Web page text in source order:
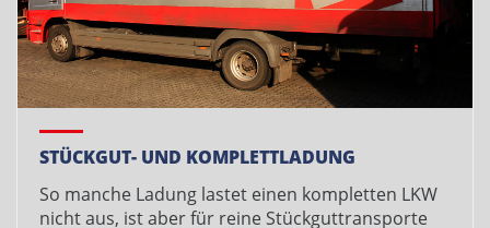
STÜCKGUT- UND KOMPLETTLADUNG
So manche Ladung lastet einen kompletten LKW
nicht aus, ist aber für reine Stückguttransporte